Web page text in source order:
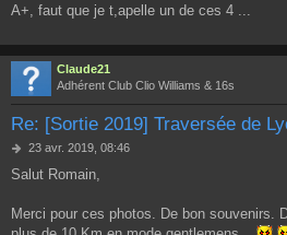
a
A+, faut que je t,apelle un de ces 4 ...
Claude21
Adhérent Club Clio Williams & 16s
Re: [Sortie 2019] Traversée de
M
s
a
g
23 avr. 2019, 08:46
Salut Romain,
Merci pour ces photos. De bon souvenirs.